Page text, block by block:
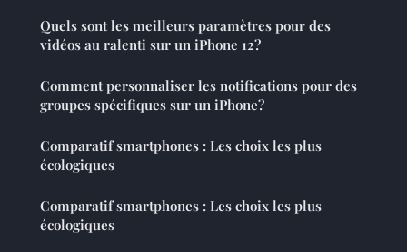
Quels sont les meilleurs paramètres pour des
vidéos au ralenti sur un iPhone 12?
Comment personnaliser les notifications pour des
groupes spécifiques sur un iPhone?
Comparatif smartphones : Les choix les plus
écologiques
Comparatif smartphones : Les choix les plus
écologiques